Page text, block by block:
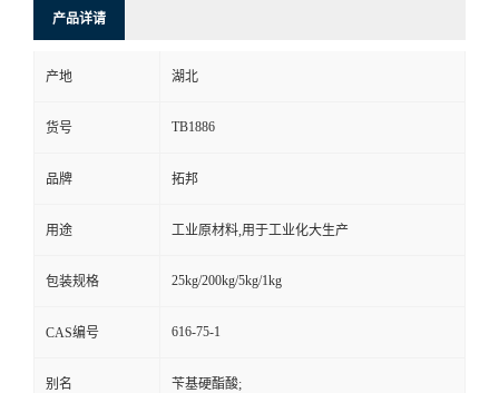
产品详请
产地 湖北
货号 TB1886
品牌 拓邦
用途 工业原材料,用于工业化大生产
包装规格 25kg/200kg/5kg/1kg
CAS编号 616-75-1
别名 苄基硬酯酸;